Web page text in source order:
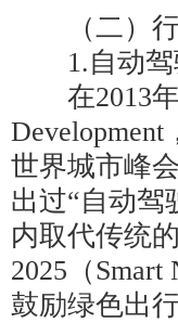
（二）行
1.自动驾
在2013年
世界城市峰
出过“自动驾
内取代传统
2025（
鼓励绿色出